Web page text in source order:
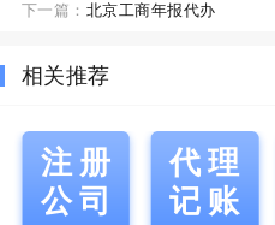
下一篇： 北京工商年报代办
相关推荐
注册
公司
代理
记账